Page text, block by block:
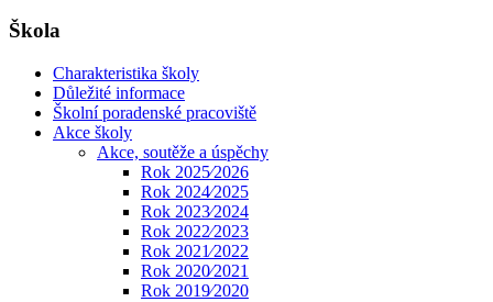
Škola
Charakteristika školy
Důležité informace
Školní poradenské pracoviště
Akce školy
Akce, soutěže a úspěchy
Rok 2025⁄2026
Rok 2024⁄2025
Rok 2023⁄2024
Rok 2022⁄2023
Rok 2021⁄2022
Rok 2020⁄2021
Rok 2019⁄2020